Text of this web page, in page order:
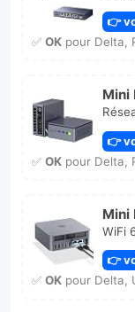
👉
✅ OKpour Delta,
Mini
👉
✅ OKpour Delta,
Mini
WiFi
👉
✅ OKpour Delta,